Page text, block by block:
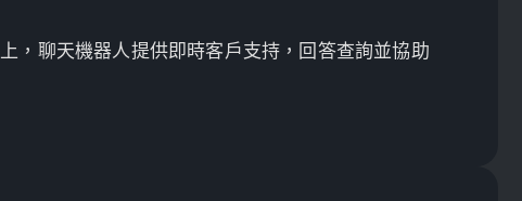
，聊天機器人提供即時客戶支持，回答查詢並協助